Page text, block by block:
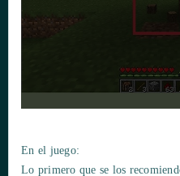
En el juego:
Lo primero que se los